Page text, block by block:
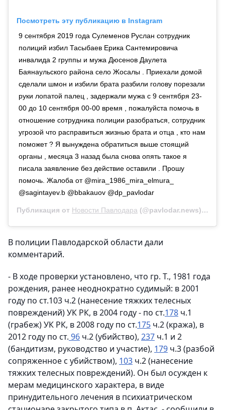
Посмотреть эту публикацию в Instagram
9 сентября 2019 года Сулеменов Руслан сотрудник
полиций избил Тасыбаев Ерика Сантемировича
инвалида 2 группы и мужа Дюсенов Даулета
Баянаульского района село Жосалы . Приехали домой
сделали шмон и избили брата разбили голову порезали
руки лопатой палец , задержали мужа с 9 сентября 23-
00 до 10 сентября 00-00 время , пожалуйста помочь в
отношение сотрудника полиции разобраться, сотрудник
угрозой что расправиться жизнью брата и отца , кто нам
поможет ? Я вынуждена обратиться выше стоящий
органы , месяца 3 назад была снова опять такое я
писала заявление без действие оставили . Прошу
помочь. Жалоба от @mira_1986_mira_elmura_
@sagintayev.b @bbakauov @dp_pavlodar
Публикация от Новости Павлодара (@pavlodar.news) 12
В полиции Павлодарской области дали
комментарий.
- В ходе проверки установлено, что гр. Т., 1981 года
рождения, ранее неоднократно судимый: в 2001
году по ст.103 ч.2 (нанесение тяжких телесных
повреждений) УК РК, в 2004 году - по ст.178 ч.1
(грабеж) УК РК, в 2008 году по ст.175 ч.2 (кража), в
2012 году по ст. 96 ч.2 (убийство), 237 ч.1 и 2
(бандитизм, руководство и участие), 179 ч.3 (разбой
сопряженное с убийством), 103 ч.2 (нанесение
тяжких телесных повреждений). Он был осужден к
мерам медицинского характера, в виде
принудительного лечения в психиатрическом